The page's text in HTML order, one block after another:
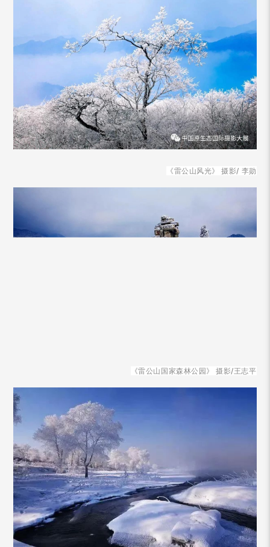
《雷公山风光》 摄影/ 李勋
《雷公山国家森林公园》 摄影/王志平